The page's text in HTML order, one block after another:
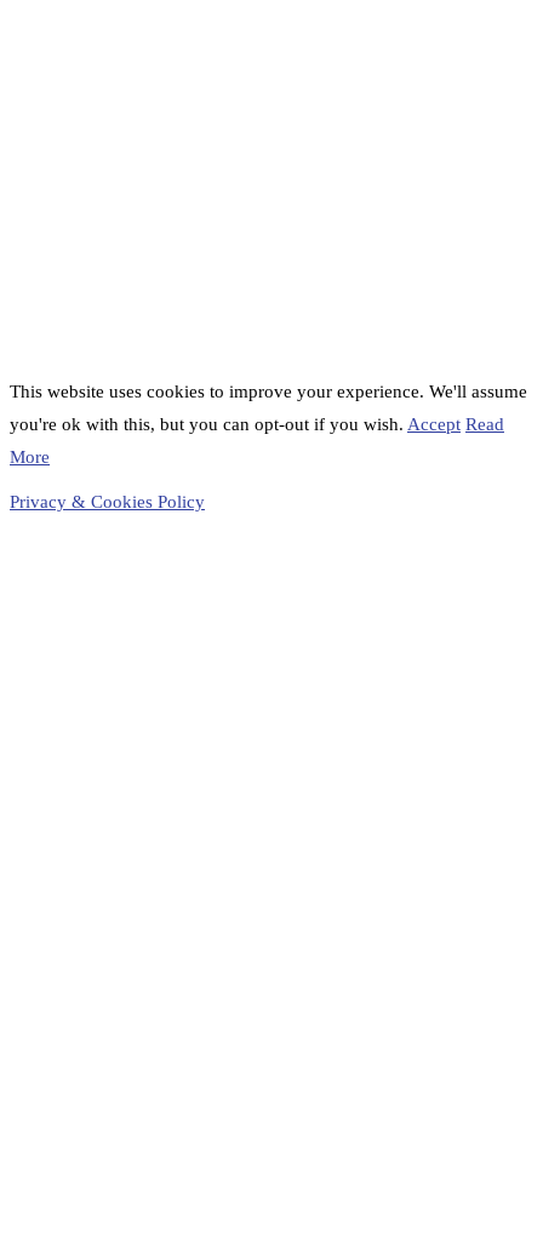
This website uses cookies to improve your experience. We'll assume
you're ok with this, but you can opt-out if you wish. Accept Read
More
Privacy & Cookies Policy